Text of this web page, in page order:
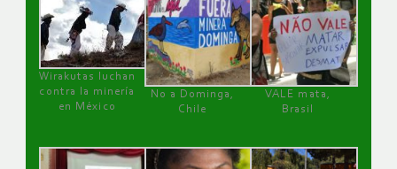
Wirakutas luchan
contra la minería
en México
No a Dominga,
Chile
VALE mata,
Brasil